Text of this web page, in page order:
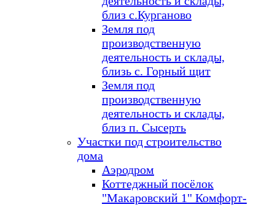
близ с.Курганово
Земля под
производственную
деятельность и склады,
близь с. Горный щит
Земля под
производственную
деятельность и склады,
близ п. Сысерть
Участки под строительство
дома
Аэродром
Коттеджный посёлок
"Макаровский 1" Комфорт-